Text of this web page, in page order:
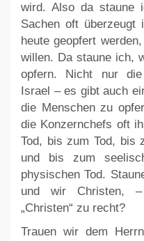
wird. Also da staune
Sachen oft
heute geopfert
willen. Da staune ich,
opfern. Nicht nur die
Israel – es gibt auch
die Menschen zu
die Konzernchefs oft
Tod, bis zum Tod, bis
und bis zum
physischen Tod.
und wir Christen,
„Christen“ zu recht?
Trauen wir dem